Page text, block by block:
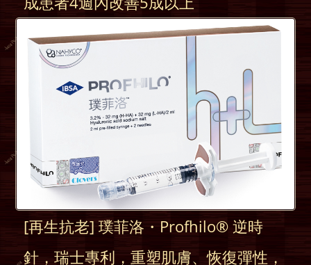
[再生抗老] 璞菲洛・Profhilo® 逆時
針，瑞士專利，重塑肌膚、恢復彈性，